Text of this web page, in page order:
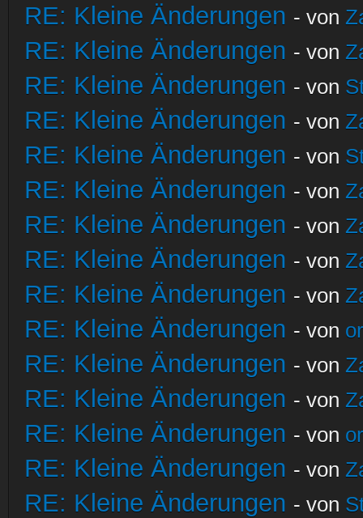
RE: Kleine Änderungen - von
RE: Kleine Änderungen - von
RE: Kleine Änderungen - von
RE: Kleine Änderungen - von
RE: Kleine Änderungen - von
RE: Kleine Änderungen - von
RE: Kleine Änderungen - von
RE: Kleine Änderungen - von
RE: Kleine Änderungen - von
RE: Kleine Änderungen - von
RE: Kleine Änderungen - von
RE: Kleine Änderungen - von
RE: Kleine Änderungen - von
RE: Kleine Änderungen - von
RE: Kleine Änderungen - von